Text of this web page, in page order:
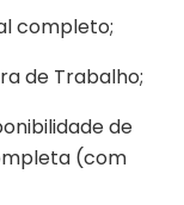
completo;
de Trabalho;
de
(com